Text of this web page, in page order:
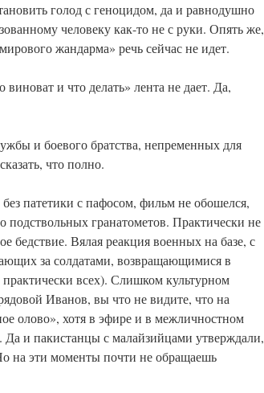
голод с геноцидом, да и равнодушно
человеку как-то не с руки. Опять же,
жандарма» речь сейчас не идет.
и что делать» лента не дает. Да,
и боевого братства, непременных для
что полно.
патетики с пафосом, фильм не обошелся,
подствольных гранатометов. Практически не
бедствие. Вялая реакция военных на базе, с
за солдатами, возвращающимися в
практически всех). Слишком культурном
Иванов, вы что не видите, что на
олово», хотя в эфире и в межличностном
и пакистанцы с малайзийцами утверждали,
на эти моменты почти не обращаешь